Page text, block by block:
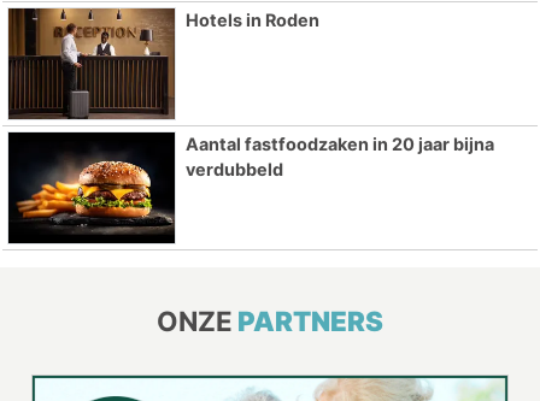
Hotels in Roden
Aantal fastfoodzaken in 20 jaar bijna
verdubbeld
ONZE PARTNERS